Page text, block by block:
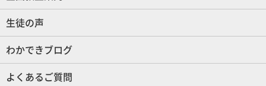
生徒の声
わかできブログ
よくあるご質問